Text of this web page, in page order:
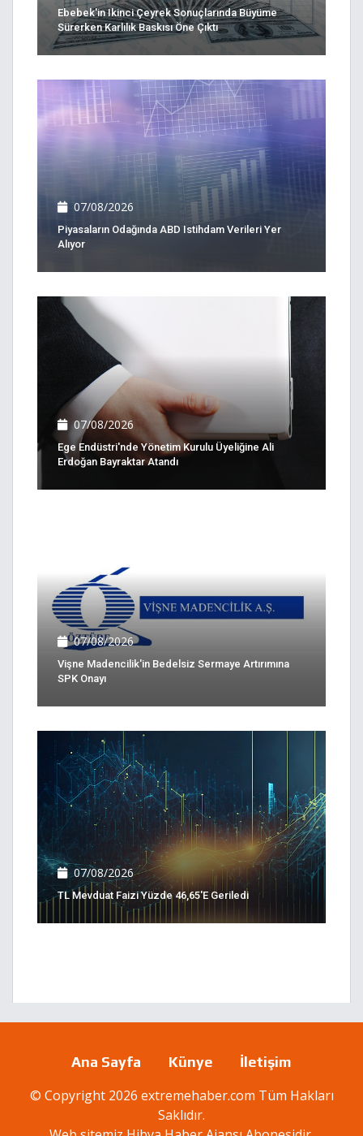
Ebebek'in Ikinci Çeyrek Sonuçlarında Büyüme
Sürerken Karlılık Baskısı Öne Çıktı
07/08/2026
Piyasaların Odağında ABD Istihdam Verileri Yer
Alıyor
07/08/2026
Ege Endüstri'nde Yönetim Kurulu Üyeliğine Ali
Erdoğan Bayraktar Atandı
07/08/2026
Vişne Madencilik'in Bedelsiz Sermaye Artırımına
SPK Onayı
07/08/2026
TL Mevduat Faizi Yüzde 46,65'e Geriledi
Ana Sayfa Künye İletişim
© Copyright 2026 extremehaber.com Tüm Hakları
Saklıdır.